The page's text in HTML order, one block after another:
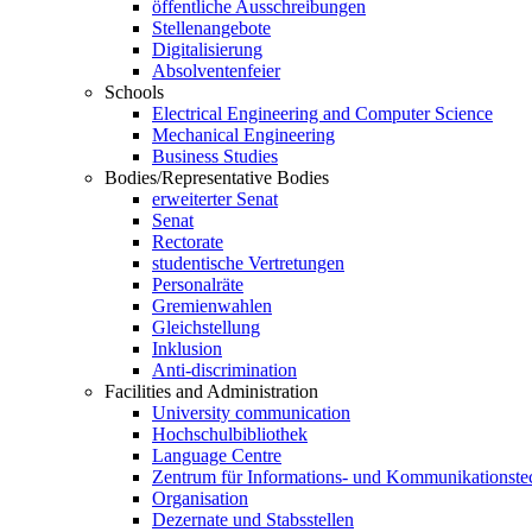
öffentliche Ausschreibungen
Stellenangebote
Digitalisierung
Absolventenfeier
Schools
Electrical Engineering and Computer Science
Mechanical Engineering
Business Studies
Bodies/Representative Bodies
erweiterter Senat
Senat
Rectorate
studentische Vertretungen
Personalräte
Gremienwahlen
Gleichstellung
Inklusion
Anti-discrimination
Facilities and Administration
University communication
Hochschulbibliothek
Language Centre
Zentrum für Informations- und
Organisation
Dezernate und Stabsstellen